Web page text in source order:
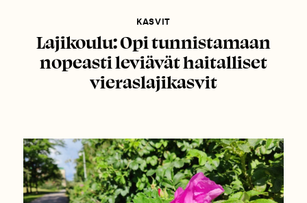
KASVIT
Lajikoulu: Opi tunnistamaan
nopeasti leviävät haitalliset
vieraslajikasvit